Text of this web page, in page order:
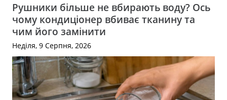
Рушники більше не вбирають воду? Ось
чому кондиціонер вбиває тканину та
чим його замінити
Неділя, 9 Серпня, 2026